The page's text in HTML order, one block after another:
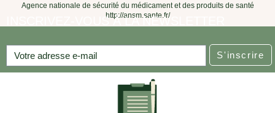
Agence nationale de sécurité du médicament et des produits de santé
http://ansm.sante.fr/
INSCRIVEZ-VOUS À LA NEWSLETTER
S'inscrire